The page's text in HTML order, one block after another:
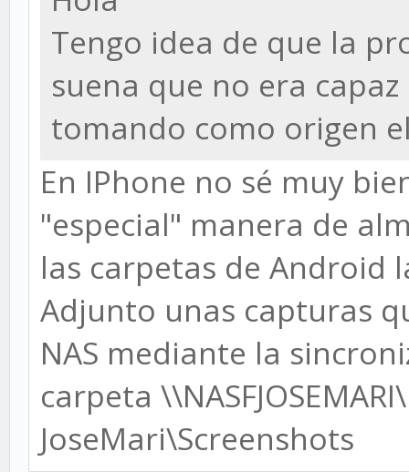
Tengo idea de que la
suena que no era
tomando como origen
En IPhone no sé muy
"especial" manera de
las carpetas de Android
Adjunto unas capturas
NAS mediante la
carpeta
JoseMari\Screenshots